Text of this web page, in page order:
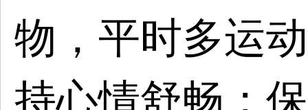
物，平时多运
持心情舒畅；